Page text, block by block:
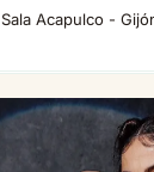
Sala Acapulco -